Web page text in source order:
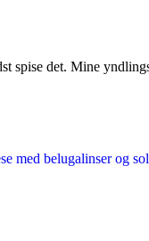
spise det. Mine
med belugalinser og